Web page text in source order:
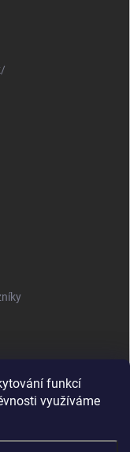
funkcí
využíváme